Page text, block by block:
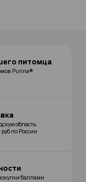
питомца
Purina®
область
по России
баллами